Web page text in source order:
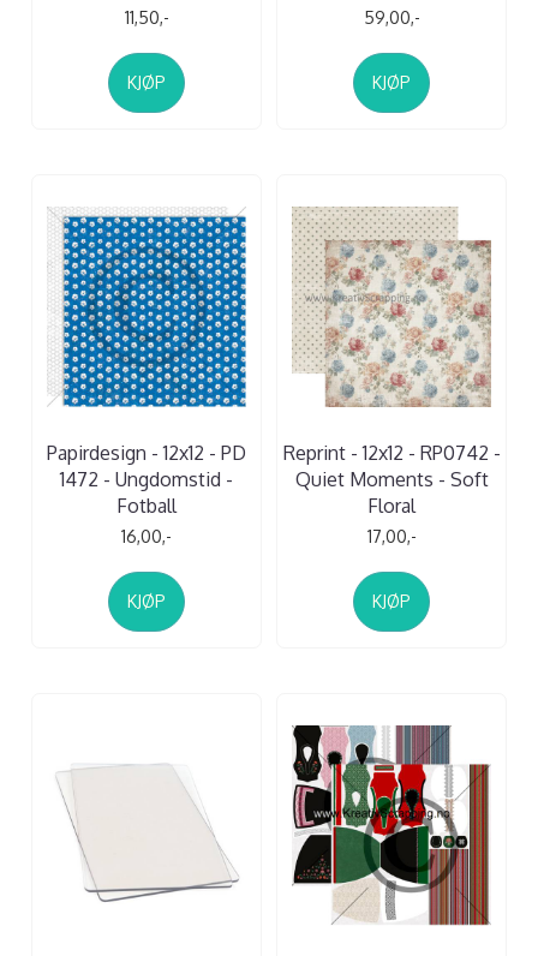
11,50,-
KJØP
59,00,-
KJØP
Papirdesign - 12x12 - PD
1472 - Ungdomstid -
Fotball
16,00,-
KJØP
Reprint - 12x12 - RP0742 -
Quiet Moments - Soft
Floral
17,00,-
KJØP